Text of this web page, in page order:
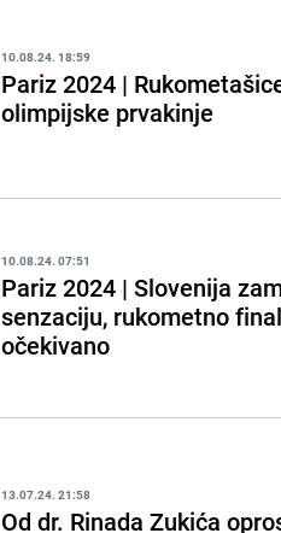
10.08.24. 18:59
Pariz 2024 |
olimpijske prvakinje
10.08.24. 07:51
Pariz 2024 | Slovenija
senzaciju, rukometno
očekivano
13.07.24. 21:58
Od dr. Rinada Zukića